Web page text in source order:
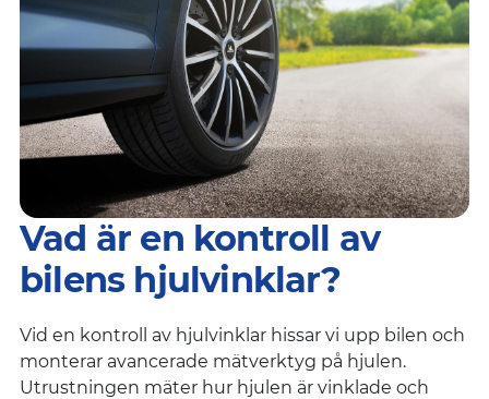
Vad är en kontroll av
bilens hjulvinklar?
Vid en kontroll av hjulvinklar hissar vi upp bilen och
monterar avancerade mätverktyg på hjulen.
Utrustningen mäter hur hjulen är vinklade och